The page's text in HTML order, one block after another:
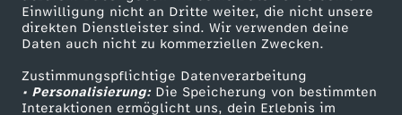
Einwilligung nicht an Dritte weiter, die nicht unsere
direkten Dienstleister sind. Wir verwenden deine
Daten auch nicht zu kommerziellen Zwecken.
Zustimmungspflichtige Datenverarbeitung
• Personalisierung:Die Speicherung von bestimmten
Interaktionen ermöglicht uns, dein Erlebnis im
i
l
:
Smart TV
ZDFtext
Livestreams
Sendungen A-Z
Kontakt zum ZDF
Tickets
Zuschauerservice
Hilfe